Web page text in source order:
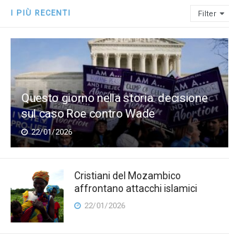
I PIÙ RECENTI Filter
Questo giorno nella storia: decisione
sul caso Roe contro Wade
22/01/2026
Cristiani del Mozambico
affrontano attacchi islamici
22/01/2026